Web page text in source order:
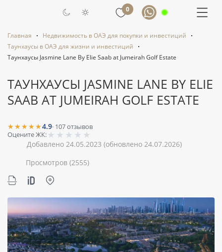
0
Главная
Недвижимость в ОАЭ для покупки и инвестиций
Таунхаусы в ОАЭ для жизни и инвестиций
Таунхаусы Jasmine Lane By Elie Saab at Jumeirah Golf Estate
ТАУНХАУСЫ JASMINE LANE BY ELIE
SAAB AT JUMEIRAH GOLF ESTATE
★★★★★4.9· 107отзывов
Оцените ЖК:★ ★ ★ ★ ★
Добавлено 24.05.2023 (обновлено 24.07.2026)
Просмотров (2555)